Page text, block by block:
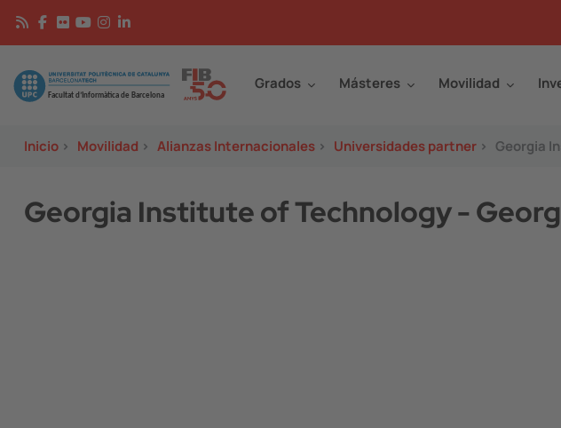
Pasar al contenido principal
Image Grados Másteres Movilidad
Inicio > Movilidad > Alianzas Internacionales > Universidades partner > Georgia
Georgia Institute of Technology -